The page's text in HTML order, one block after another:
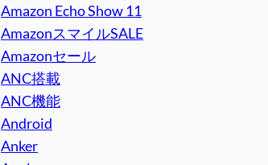
Amazon Echo Show 11
AmazonスマイルSALE
Amazonセール
ANC搭載
ANC機能
Android
Anker